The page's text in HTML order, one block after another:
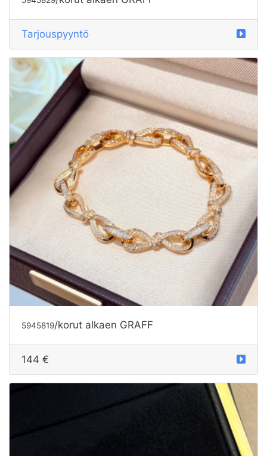
Tarjouspyyntö
5945819/korut alkaen GRAFF
144 €